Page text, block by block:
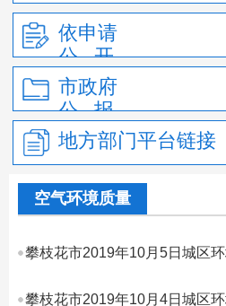
依申请
公 开
市政府
公 报
地方部门平台链接
空气环境质量